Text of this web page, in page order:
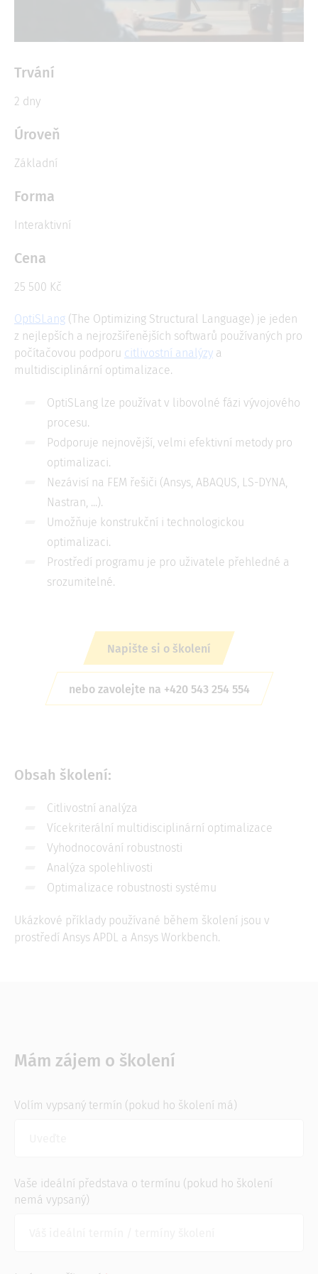
Trvání
2 dny
Úroveň
Základní
Forma
Interaktivní
Cena
25 500 Kč
OptiSLang (The Optimizing Structural Language) je jeden
z nejlepších a nejrozšířenějších softwarů používaných pro
počítačovou podporu citlivostní analýzy a
multidisciplinární optimalizace.
OptiSLang lze používat v libovolné fázi vývojového
procesu.
Podporuje nejnovější, velmi efektivní metody pro
optimalizaci.
Nezávisí na FEM řešiči (Ansys, ABAQUS, LS-DYNA,
Nastran, ...).
Umožňuje konstrukční i technologickou
optimalizaci.
Prostředí programu je pro uživatele přehledné a
srozumitelné.
Napište si o školení
nebo zavolejte na +420 543 254 554
Obsah školení:
Citlivostní analýza
Vícekriterální multidisciplinární optimalizace
Vyhodnocování robustnosti
Analýza spolehlivosti
Optimalizace robustnosti systému
Ukázkové příklady používané během školení jsou v
prostředí Ansys APDL a Ansys Workbench.
Mám zájem o školení
Volím vypsaný termín (pokud ho školení má)
Vaše ideální představa o termínu (pokud ho školení
nemá vypsaný)